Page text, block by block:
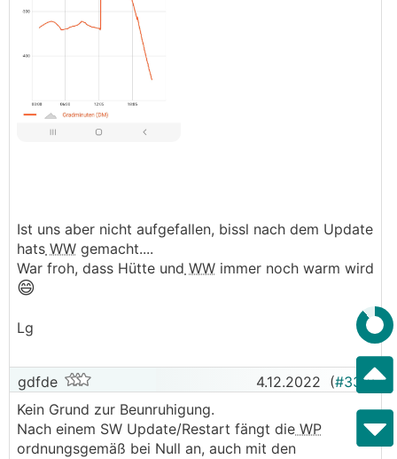
Ist uns aber nicht aufgefallen, bissl nach dem Update
hats WW gemacht....
War froh, dass Hütte und WW immer noch warm wird
😄
Lg
gdfde 4.12.2022 (#338)
Kein Grund zur Beunruhigung.
Nach einem SW Update/Restart fängt die WP
ordnungsgemäß bei Null an, auch mit den